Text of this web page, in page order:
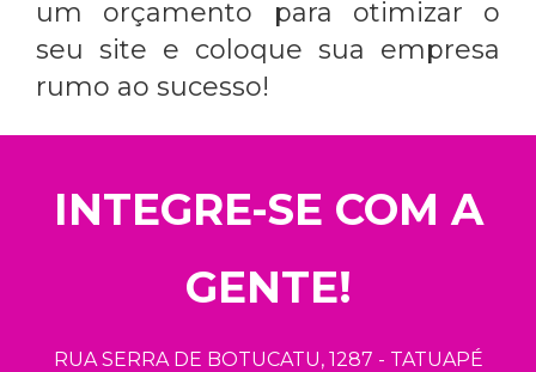
um orçamento para otimizar o
seu site e coloque sua empresa
rumo ao sucesso!
INTEGRE-SE COM A
GENTE!
RUA SERRA DE BOTUCATU, 1287 - TATUAPÉ